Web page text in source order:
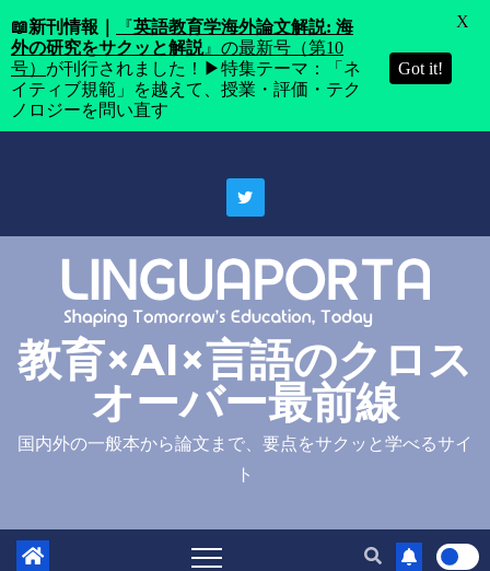
教育×AI×言語のクロス
オーバー最前線
国内外の一般本から論文まで、要点をサクッと学べるサイ
ト
📖新刊情報｜ 『英語教育学海外論文解説: 海
外の研究をサクッと解説』の最新号（第10
号） が刊行されました！▶特集テーマ：「ネ
イティブ規範」を越えて、授業・評価・テク
ノロジーを問い直す
Got it!
X